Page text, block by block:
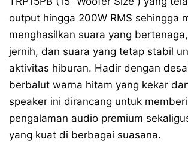
output hingga 200W RMS sehingga
menghasilkan suara yang
jernih, dan suara yang tetap stabil
aktivitas hiburan. Hadir dengan
berbalut warna hitam yang kekar
speaker ini dirancang untuk
pengalaman audio premium
yang kuat di berbagai suasana.